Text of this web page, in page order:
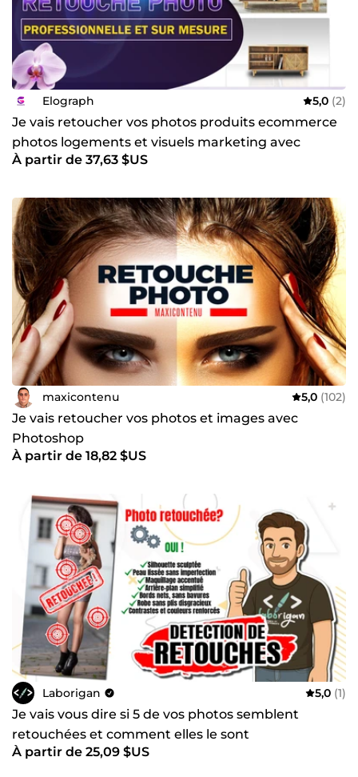
Elograph 5,0 (2)
Je vais retoucher vos photos produits ecommerce
photos logements et visuels marketing avec
photoshop
À partir de 37,63 $US
maxicontenu 5,0 (102)
Je vais retoucher vos photos et images avec
Photoshop
À partir de 18,82 $US
Laborigan 5,0 (1)
Je vais vous dire si 5 de vos photos semblent
retouchées et comment elles le sont
À partir de 25,09 $US